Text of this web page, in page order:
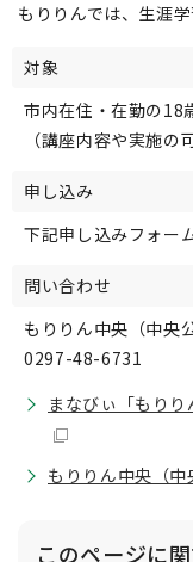
もりりんでは、生涯
対象
市内在住・在勤の18
（講座内容や実施の
申し込み
下記申し込みフォー
問い合わせ
もりりん中央（中央
0297-48-6731
まなびぃ「もり
もりりん中央（中
このページに